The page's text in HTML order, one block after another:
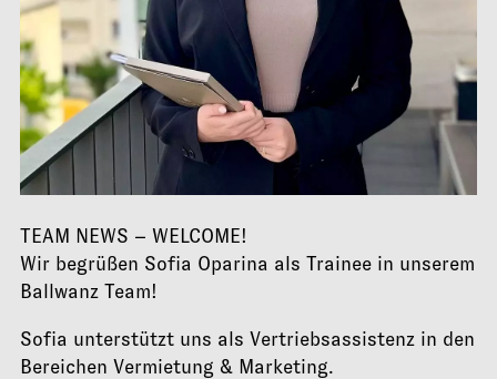
TEAM NEWS – WELCOME!
Wir begrüßen Sofia Oparina als Trainee in unserem
Ballwanz Team!
Sofia unterstützt uns als Vertriebsassistenz in den
Bereichen Vermietung & Marketing.